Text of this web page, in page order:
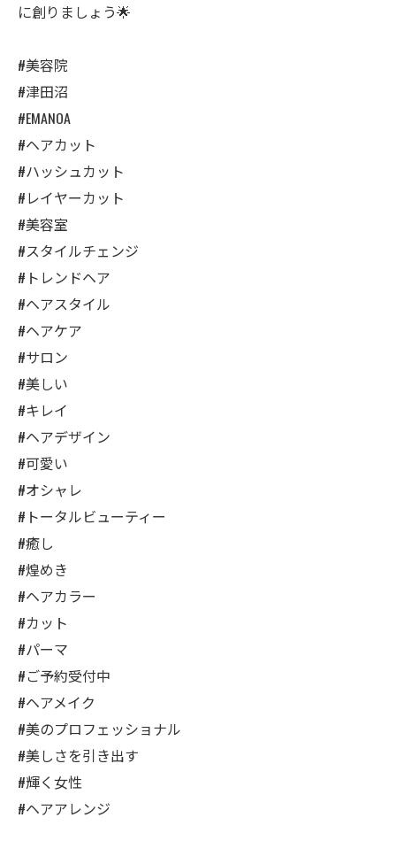
に創りましょう🌟
#美容院
#津田沼
#EMANOA
#ヘアカット
#ハッシュカット
#レイヤーカット
#美容室
#スタイルチェンジ
#トレンドヘア
#ヘアスタイル
#ヘアケア
#サロン
#美しい
#キレイ
#ヘアデザイン
#可愛い
#オシャレ
#トータルビューティー
#癒し
#煌めき
#ヘアカラー
#カット
#パーマ
#ご予約受付中
#ヘアメイク
#美のプロフェッショナル
#美しさを引き出す
#輝く女性
#ヘアアレンジ